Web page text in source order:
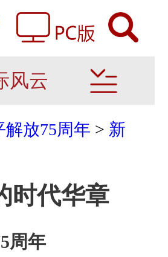
风云
放75周年 > 新
时代华章
周年